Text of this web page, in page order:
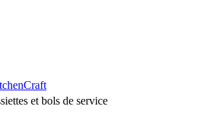
et bols de service